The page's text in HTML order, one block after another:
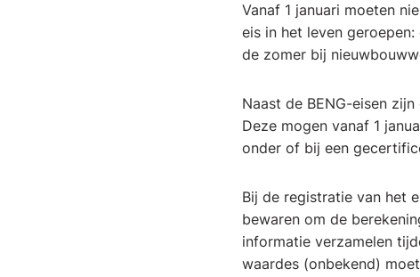
Vanaf 1 januari moeten
eis in het leven
de zomer bij
Naast de BENG-eisen
Deze mogen vanaf 1
onder of bij een
Bij de registratie van het
bewaren om de
informatie verzamelen
waardes (onbekend)